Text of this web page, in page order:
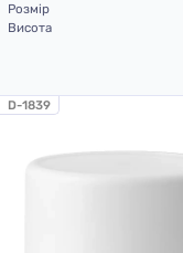
Розмір
Висота
D-1839